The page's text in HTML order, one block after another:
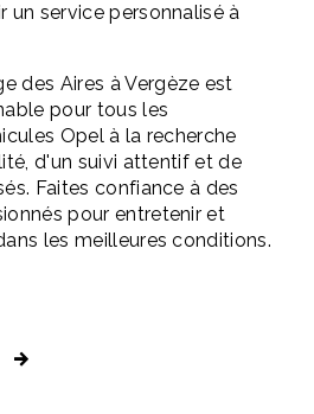
un service personnalisé à
des Aires à Vergèze est
pour tous les
Opel à la recherche
d'un suivi attentif et de
Faites confiance à des
pour entretenir et
les meilleures conditions.